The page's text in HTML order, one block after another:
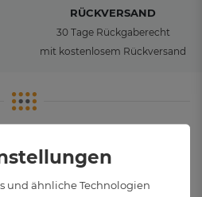
und ähnliche Technologien
RÜCKVERSAND
30 Tage Rückgaberecht
mit kostenlosem Rückversand